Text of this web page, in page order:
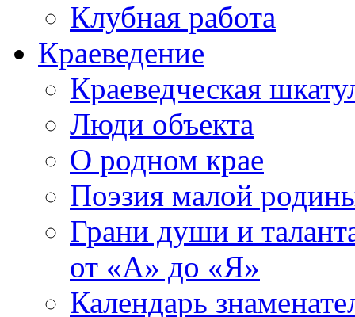
Клубная работа
Краеведение
Краеведческая
Люди объекта
О родном крае
Поэзия малой
Грани души и
от «А» до «Я»
Календарь